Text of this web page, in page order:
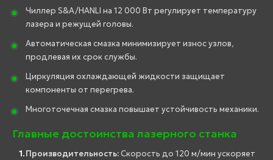
Чиллер S&A/HANLI на 12 000 Вт регулирует температуру
лазера и режущей головы.
Автоматическая смазка минимизирует износ узлов,
продлевая их срок службы.
Циркуляция охлаждающей жидкости защищает
компоненты от перегрева.
Многоточечная смазка повышает устойчивость механики.
Главные достоинства лазерного станка
Производительность:Скорость до 120 м/мин ускоряет